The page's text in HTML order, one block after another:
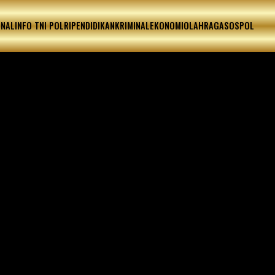
INFO TNI POLRIPENDIDIKANKRIMINALEKONOMIOLAHRAGASOSPOL